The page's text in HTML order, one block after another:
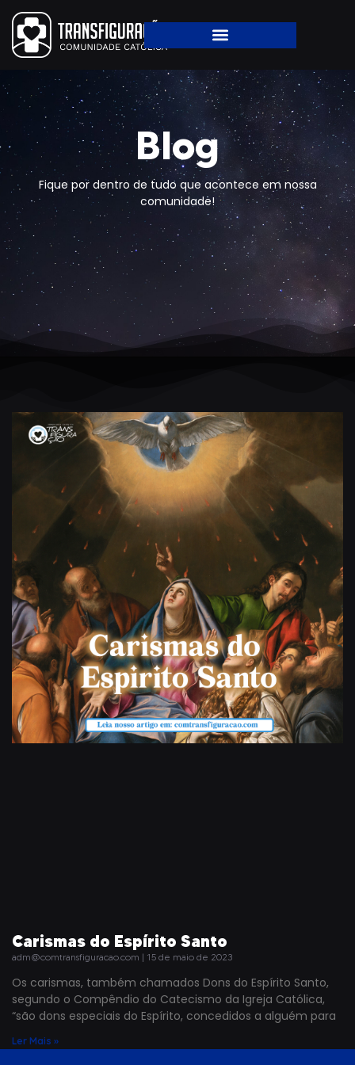
Blog
Fique por dentro de tudo que acontece em nossa
comunidade!
Carismas do Espírito Santo
adm@comtransfiguracao.com 15 de maio de 2023
Os carismas, também chamados Dons do Espírito Santo,
segundo o Compêndio do Catecismo da Igreja Católica,
“são dons especiais do Espírito, concedidos a alguém para
Ler Mais »